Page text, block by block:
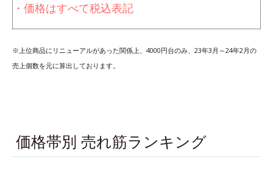
・価格はすべて税込表記
※上位商品にリニューアルがあった関係上、4000円台のみ、23年3月～24年2月の
売上個数を元に算出しております。
価格帯別 売れ筋ランキング